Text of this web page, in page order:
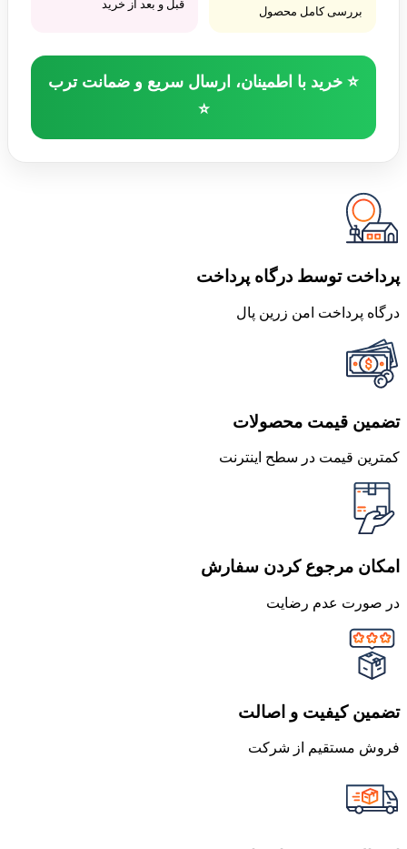
بررسی کامل محصول
قبل و بعد از خرید
⭐ خرید با اطمینان، ارسال سریع و ضمانت ترب
⭐
پرداخت توسط درگاه پرداخت
درگاه پرداخت امن زرین پال
تضمین قیمت محصولات
کمترین قیمت در سطح اینترنت
امکان مرجوع کردن سفارش
در صورت عدم رضایت
تضمین کیفیت و اصالت
فروش مستقیم از شرکت